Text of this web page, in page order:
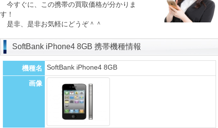
今すぐに、この携帯の買取価格が分かりま
す！
是非、是非お気軽にどうぞ＾＾
SoftBank iPhone4 8GB 携帯機種情報
機種名 SoftBank iPhone4 8GB
画像